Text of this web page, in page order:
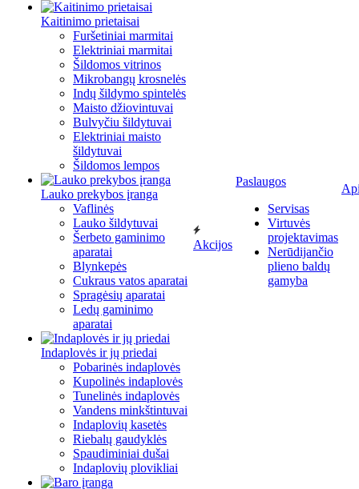
Kaitinimo prietaisai
Furšetiniai marmitai
Elektriniai marmitai
Šildomos vitrinos
Mikrobangų krosnelės
Indų šildymo spintelės
Maisto džiovintuvai
Bulvyčiu šildytuvai
Elektriniai maisto
šildytuvai
Šildomos lempos
Lauko prekybos įranga
Vaflinės
Lauko šildytuvai
Šerbeto gaminimo
aparatai
Blynkepės
Cukraus vatos aparatai
Spragėsių aparatai
Ledų gaminimo
aparatai
Indaplovės ir jų priedai
Pobarinės indaplovės
Kupolinės indaplovės
Tunelinės indaplovės
Vandens minkštintuvai
Indaplovių kasetės
Riebalų gaudyklės
Spaudiminiai dušai
Indaplovių plovikliai
Akcijos
Paslaugos
Servisas
Virtuvės
projektavimas
Nerūdijančio
plieno baldų
gamyba